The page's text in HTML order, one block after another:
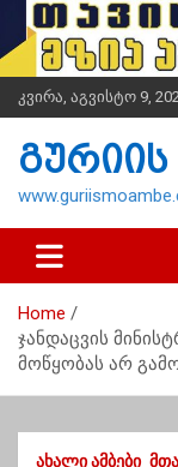
i
t
n
კვირა, აგვისტო 9,
Home
ჯანდაცვის
მოწყობას არ
ᲐᲮᲐᲚᲘ ᲐᲛᲑᲔᲑᲘ